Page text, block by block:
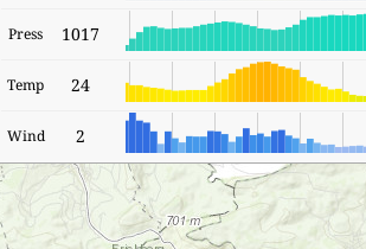
Press 1017
Temp 24
Wind 2